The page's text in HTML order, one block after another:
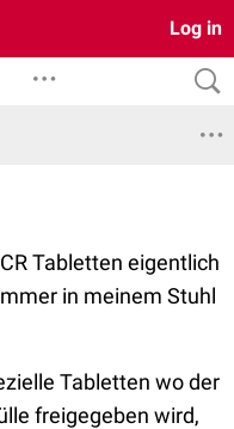
Log in
Tabletten eigentlich
in meinem Stuhl
Tabletten wo der
freigegeben wird,